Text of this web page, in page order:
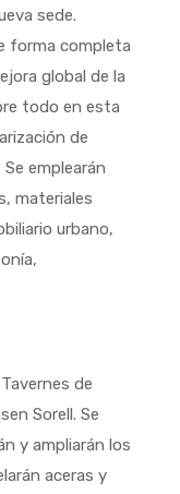
sede.
forma completa
global de la
todo en esta
de
emplearán
materiales
urbano,
de
Sorell. Se
y ampliarán los
aceras y